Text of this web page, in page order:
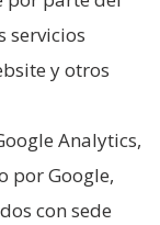
servicios
y otros
Analytics,
por Google,
con sede